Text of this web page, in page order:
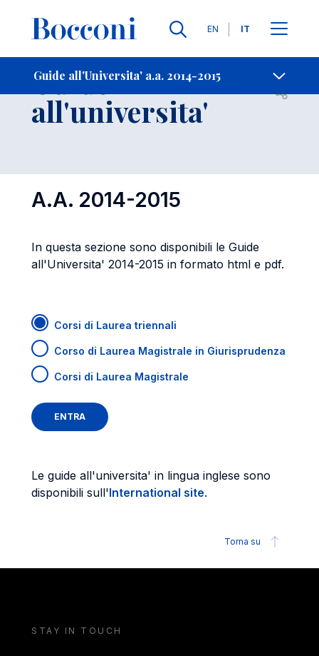
Lingue
EN IT
Guide all'Universita' a.a. 2014-2015
-
Guide
all'universita' Open
A.A. 2014-2015
In questa sezione sono disponibili le Guide
all'Universita' 2014-2015 in formato html e pdf.
Corsi di Laurea triennali
Corso di Laurea Magistrale in Giurisprudenza
Corsi di Laurea Magistrale
Le guide all'universita' in lingua inglese sono
disponibili sull'International site.
Torna su
STAY IN TOUCH